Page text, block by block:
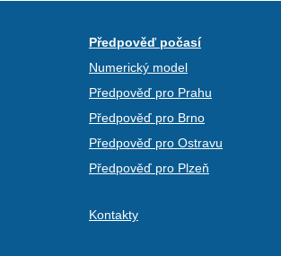
Předpověď počasí
Numerický model
Předpověď pro Prahu
Předpověď pro Brno
Předpověď pro Ostravu
Předpověď pro Plzeň
Kontakty